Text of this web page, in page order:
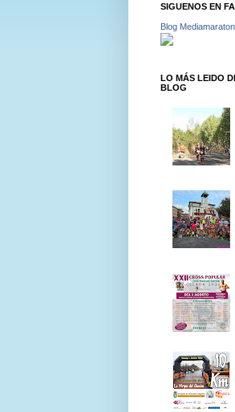
SIGUENOS EN
Blog
LO MÁS LEIDO
BLOG